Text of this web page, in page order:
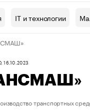
контрагентов
IT и технологии
транспортных